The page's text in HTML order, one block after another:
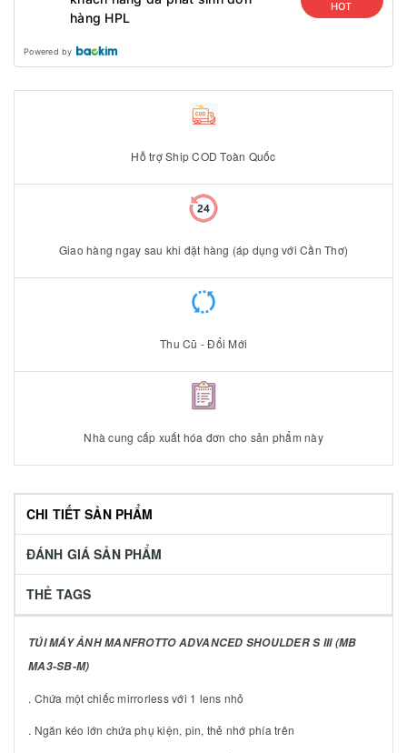
hàng HPL
HOT
Powered by
Hỗ trợ Ship COD Toàn Quốc
Giao hàng ngay sau khi đặt hàng (áp dụng với Cần Thơ)
Thu Cũ - Đổi Mới
Nhà cung cấp xuất hóa đơn cho sản phẩm này
CHI TIẾT SẢN PHẨM
ĐÁNH GIÁ SẢN PHẨM
THẺ TAGS
TÚI MÁY ẢNH MANFROTTO ADVANCED SHOULDER S III (MB
MA3-SB-M)
. Chứa một chiếc mirrorless với 1 lens nhỏ
. Ngăn kéo lớn chứa phụ kiện, pin, thẻ nhớ phía trên